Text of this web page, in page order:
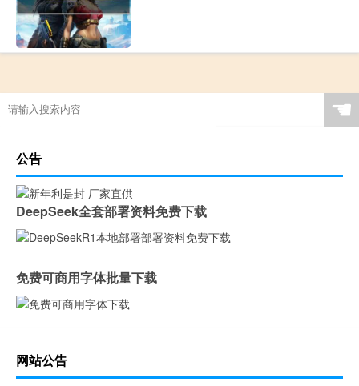
☚
公告
DeepSeek全套部署资料免费下载
免费可商用字体批量下载
网站公告